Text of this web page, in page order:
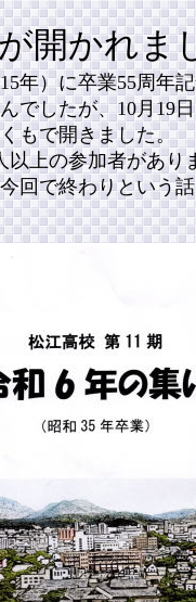
開かれま
年）に卒業55周年
でしたが、10月19
もで開きました。
以上の参加者があ
回で終わりという